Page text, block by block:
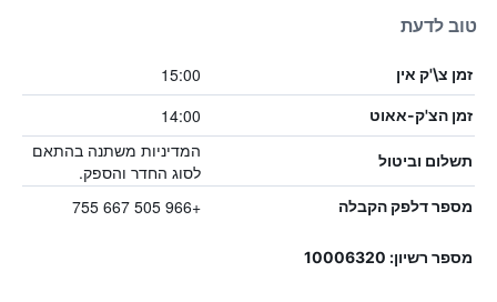
טוב לדעת
זמן צ\'ק אין 15:00
זמן הצ'ק-אאוט 14:00
תשלום וביטול
המדיניות משתנה בהתאם
לסוג החדר והספק.
מספר דלפק הקבלה +966 505 667 755
מספר רשיון: 10006320